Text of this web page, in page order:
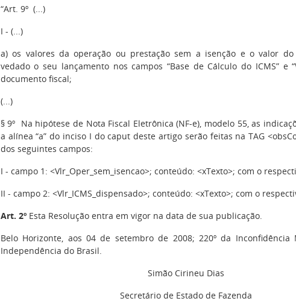
“Art. 9º (...)
I - (...)
a) os valores da operação ou prestação sem a isenção e o valor do
vedado o seu lançamento nos campos “Base de Cálculo do ICMS” e
documento fiscal;
(...)
§ 9º Na hipótese de Nota Fiscal Eletrônica (NF-e), modelo 55, as
a alínea “a” do inciso I do caput deste artigo serão feitas na TAG
dos seguintes campos:
I - campo 1: <Vlr_Oper_sem_isencao>; conteúdo: <xTexto>; com o
II - campo 2: <Vlr_ICMS_dispensado>; conteúdo: <xTexto>; com o
Art. 2ºEsta Resolução entra em vigor na data de sua publicação.
Belo Horizonte, aos 04 de setembro de 2008; 220º da Inconfidência
Independência do Brasil.
Simão Cirineu Dias
Secretário de Estado de Fazenda